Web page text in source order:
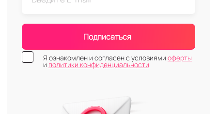
Подписаться
Я ознакомлен и согласен с условиями оферты
и политики конфиденциальности